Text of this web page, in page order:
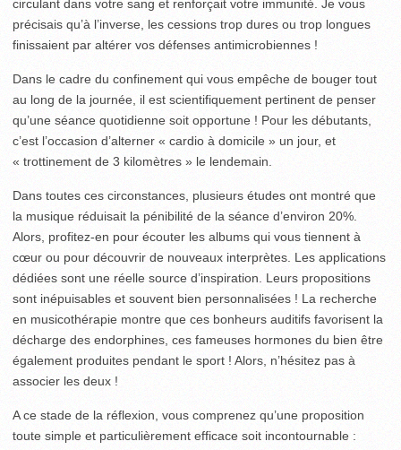
circulant dans votre sang et renforçait votre immunité. Je vous
précisais qu’à l’inverse, les cessions trop dures ou trop longues
finissaient par altérer vos défenses antimicrobiennes !
Dans le cadre du confinement qui vous empêche de bouger tout
au long de la journée, il est scientifiquement pertinent de penser
qu’une séance quotidienne soit opportune ! Pour les débutants,
c’est l’occasion d’alterner « cardio à domicile » un jour, et
« trottinement de 3 kilomètres » le lendemain.
Dans toutes ces circonstances, plusieurs études ont montré que
la musique réduisait la pénibilité de la séance d’environ 20%.
Alors, profitez-en pour écouter les albums qui vous tiennent à
cœur ou pour découvrir de nouveaux interprètes. Les applications
dédiées sont une réelle source d’inspiration. Leurs propositions
sont inépuisables et souvent bien personnalisées ! La recherche
en musicothérapie montre que ces bonheurs auditifs favorisent la
décharge des endorphines, ces fameuses hormones du bien être
également produites pendant le sport ! Alors, n’hésitez pas à
associer les deux !
A ce stade de la réflexion, vous comprenez qu’une proposition
toute simple et particulièrement efficace soit incontournable :